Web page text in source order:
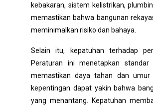
kebakaran, sistem kelistrikan,
memastikan bahwa bangunan
meminimalkan risiko dan bahaya.
Selain itu, kepatuhan terhadap
Peraturan ini menetapkan
memastikan daya tahan dan
kepentingan dapat yakin bahwa
yang menantang. Kepatuhan